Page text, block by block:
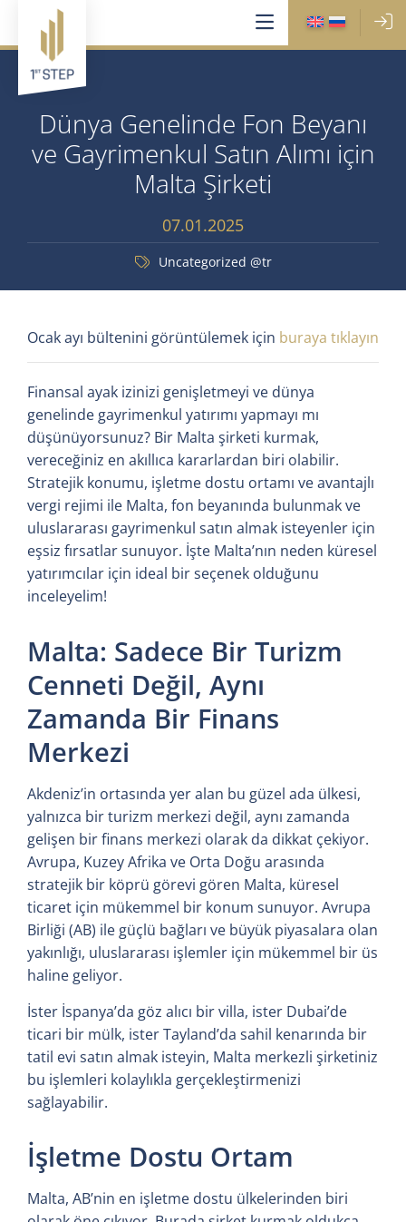
Dünya Genelinde Fon Beyanı
ve Gayrimenkul Satın Alımı için
Malta Şirketi
07.01.2025
Uncategorized @tr
Ocak ayı bültenini görüntülemek için buraya tıklayın
Finansal ayak izinizi genişletmeyi ve dünya
genelinde gayrimenkul yatırımı yapmayı mı
düşünüyorsunuz? Bir Malta şirketi kurmak,
vereceğiniz en akıllıca kararlardan biri olabilir.
Stratejik konumu, işletme dostu ortamı ve avantajlı
vergi rejimi ile Malta, fon beyanında bulunmak ve
uluslararası gayrimenkul satın almak isteyenler için
eşsiz fırsatlar sunuyor. İşte Malta’nın neden küresel
yatırımcılar için ideal bir seçenek olduğunu
inceleyelim!
Malta: Sadece Bir Turizm
Cenneti Değil, Aynı
Zamanda Bir Finans
Merkezi
Akdeniz’in ortasında yer alan bu güzel ada ülkesi,
yalnızca bir turizm merkezi değil, aynı zamanda
gelişen bir finans merkezi olarak da dikkat çekiyor.
Avrupa, Kuzey Afrika ve Orta Doğu arasında
stratejik bir köprü görevi gören Malta, küresel
ticaret için mükemmel bir konum sunuyor. Avrupa
Birliği (AB) ile güçlü bağları ve büyük piyasalara olan
yakınlığı, uluslararası işlemler için mükemmel bir üs
haline geliyor.
İster İspanya’da göz alıcı bir villa, ister Dubai’de
ticari bir mülk, ister Tayland’da sahil kenarında bir
tatil evi satın almak isteyin, Malta merkezli şirketiniz
bu işlemleri kolaylıkla gerçekleştirmenizi
sağlayabilir.
İşletme Dostu Ortam
Malta, AB’nin en işletme dostu ülkelerinden biri